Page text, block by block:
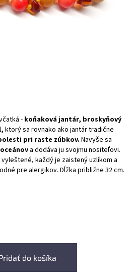
do košíka
- koňaková jantár, broskyňový
ktorý sa rovnako ako jantár tradične
pri raste zúbkov. Navyše sa
a dodáva ju svojmu nositeľovi.
každý je zaistený uzlíkom a
pre alergikov. Dĺžka približne 32 cm.